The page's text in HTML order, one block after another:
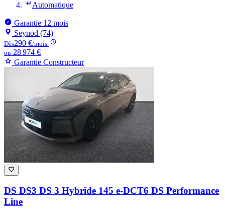
Automatique
Garantie 12 mois
Seynod (74)
Dès290 €/mois
ou 28 974 €
Garantie Constructeur
DS DS3 DS 3 Hybride 145 e-DCT6 DS Performance
Line